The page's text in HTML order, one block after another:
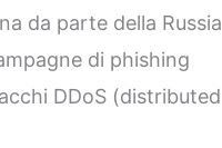
da parte della Russia
di phishing
DDoS (distributed